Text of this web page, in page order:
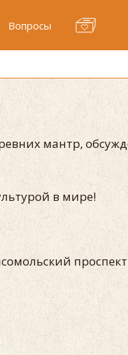
Вопросы
мантр,
в мире!
проспект